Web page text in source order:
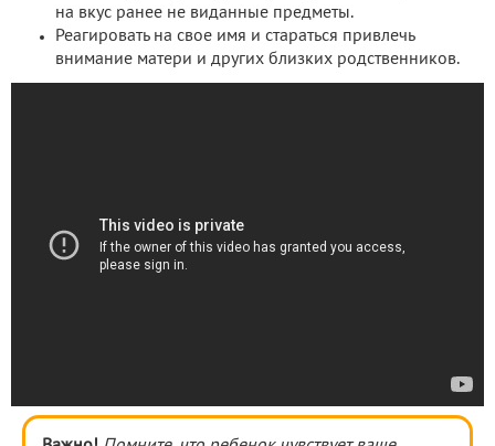
на вкус ранее не виданные предметы.
Реагировать на свое имя и стараться привлечь
внимание матери и других близких родственников.